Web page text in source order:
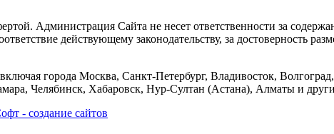
Администрация Сайта не несет ответственности за
действующему законодательству, за достоверность
города Москва, Санкт-Петербург, Владивосток,
Челябинск, Хабаровск, Нур-Султан (Астана), Алматы и
- создание сайтов